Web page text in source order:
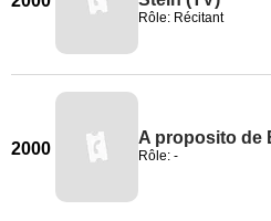
Rôle: Récitant
2000
A proposito de
Rôle: -